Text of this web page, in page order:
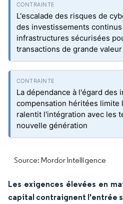
L'escalade des risques de
des investissements
infrastructures sécurisées
transactions de grande valeur
La dépendance à l'égard des
compensation héritées limite
ralentit l'intégration avec les
nouvelle génération
Source: Mordor Intelligence
Les exigences élevées en
capital contraignent l'entrée